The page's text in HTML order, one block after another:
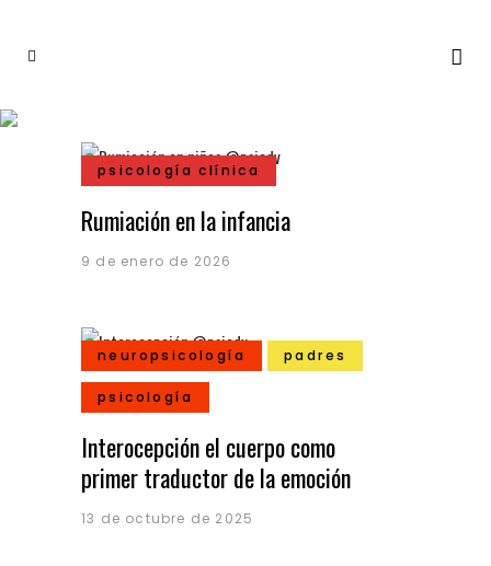
psicología clínica
Rumiación en la infancia
9 de enero de 2026
neuropsicología padres
psicología
Interocepción el cuerpo como
primer traductor de la emoción
13 de octubre de 2025